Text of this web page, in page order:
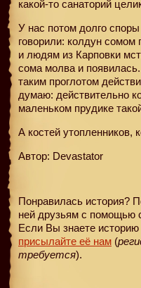
какой-то санаторий
У нас потом долго
говорили: колдун сомом
и людям из Карповки
сома молва и
таким проглотом
думаю: действительно
маленьком прудике
А костей утопленников,
Автор: Devastator
Понравилась история?
ней друзьям с помощью
Если Вы знаете
присылайте её нам (
требуется).